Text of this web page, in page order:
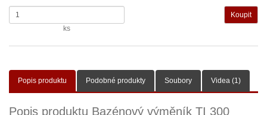
ks
Popis produktu Podobné produkty Soubory Videa (1)
Popis produktu Bazénový výměník TI 300